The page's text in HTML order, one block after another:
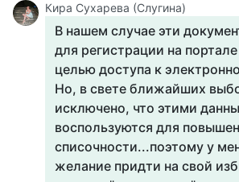
Кира Сухарева (Слугина)
В нашем случае эти
для регистрации на портале
целью доступа к
Но, в свете ближайших
исключено, что этими
воспользуются для
списочности...поэтому у
желание придти на свой